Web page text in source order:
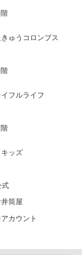
きゅうコロンブス
イフルライフ
キッズ
式
筒屋
カウント